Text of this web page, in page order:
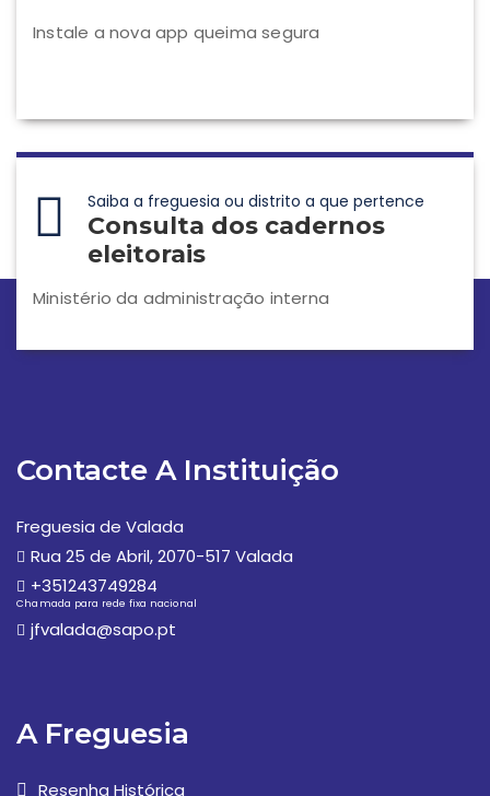
Instale a nova app queima segura
Saiba a freguesia ou distrito a que pertence
Consulta dos cadernos
eleitorais
Ministério da administração interna
Contacte A Instituição
Freguesia de Valada
Rua 25 de Abril, 2070-517 Valada
+351243749284
Chamada para rede fixa nacional
jfvalada@sapo.pt
A Freguesia
Resenha Histórica